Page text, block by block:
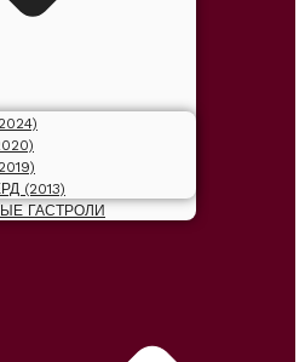
(2013)
ГАСТРОЛИ